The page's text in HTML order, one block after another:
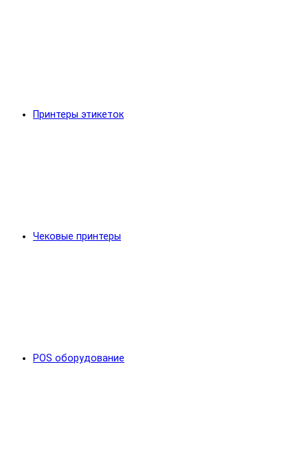
Принтеры этикеток
Чековые принтеры
POS оборудование